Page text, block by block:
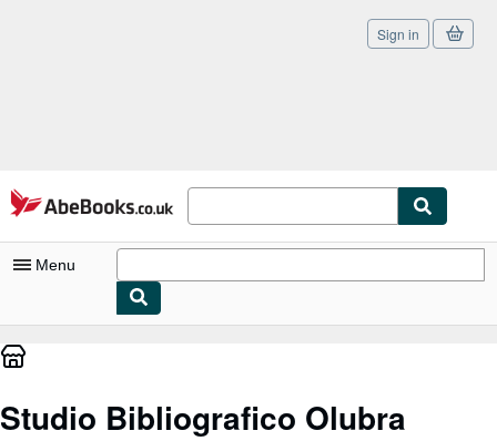
Skip to main content
AbeBooks.co.uk
Sign in
Menu
My Account
Sign Off
Studio Bibliografico Olubra